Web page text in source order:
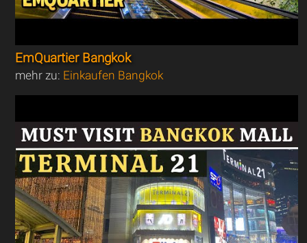
EmQuartier Bangkok
mehr zu: Einkaufen Bangkok